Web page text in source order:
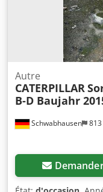
Schwabhausen
Autre
CATERPILLAR
B-D Baujahr